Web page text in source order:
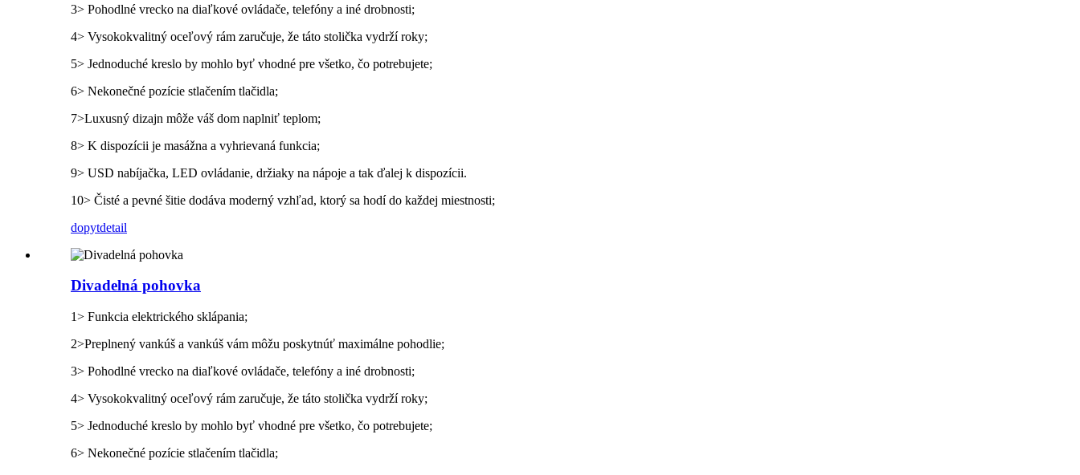
3> Pohodlné vrecko na diaľkové ovládače, telefóny a iné drobnosti;
4> Vysokokvalitný oceľový rám zaručuje, že táto stolička vydrží roky;
5> Jednoduché kreslo by mohlo byť vhodné pre všetko, čo potrebujete;
6> Nekonečné pozície stlačením tlačidla;
7>Luxusný dizajn môže váš dom naplniť teplom;
8> K dispozícii je masážna a vyhrievaná funkcia;
9> USD nabíjačka, LED ovládanie, držiaky na nápoje a tak ďalej k dispozícii.
10> Čisté a pevné šitie dodáva moderný vzhľad, ktorý sa hodí do každej miestnosti;
dopytdetail
Divadelná pohovka
1> Funkcia elektrického sklápania;
2>Preplnený vankúš a vankúš vám môžu poskytnúť maximálne pohodlie;
3> Pohodlné vrecko na diaľkové ovládače, telefóny a iné drobnosti;
4> Vysokokvalitný oceľový rám zaručuje, že táto stolička vydrží roky;
5> Jednoduché kreslo by mohlo byť vhodné pre všetko, čo potrebujete;
6> Nekonečné pozície stlačením tlačidla;